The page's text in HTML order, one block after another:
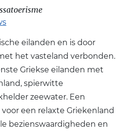
eilanden en is door
het vasteland verbonden.
Griekse eilanden met
spierwitte
zeewater. Een
een relaxte Griekenland
bezienswaardigheden en